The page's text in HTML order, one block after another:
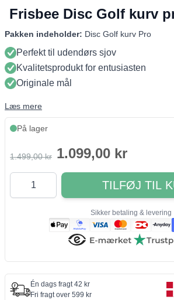
Frisbee Disc Golf kurv
Pakken indeholder: Disc Golf kurv Pro
Perfekt til udendørs sjov
Kvalitetsprodukt for entusiasten
Originale mål
Læs mere
På lager
1.499,00 kr 1.099,00 kr
Antal
TILFØJ TIL
Sikker betaling & levering
Én dags fragt 42 kr
Fri fragt over 599 kr